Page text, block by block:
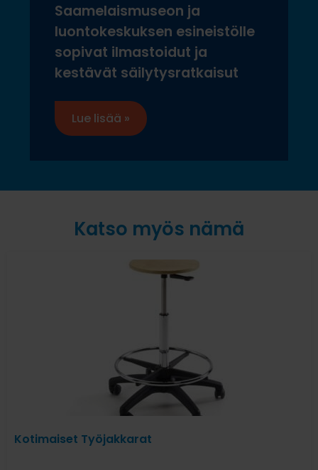
Saamelaismuseon ja
luontokeskuksen esineistölle
sopivat ilmastoidut ja
kestävät säilytysratkaisut
Lue lisää »
Katso myös nämä
Kotimaiset Työjakkarat